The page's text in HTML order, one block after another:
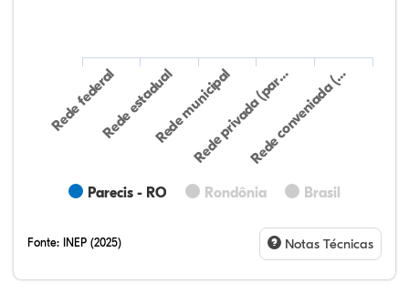
Parecis - RO Rondônia Brasil
Rede federalRede estadualRede municipal
Rede privada (par…Rede conveniada (…
Fonte: INEP (2025) Notas Técnicas